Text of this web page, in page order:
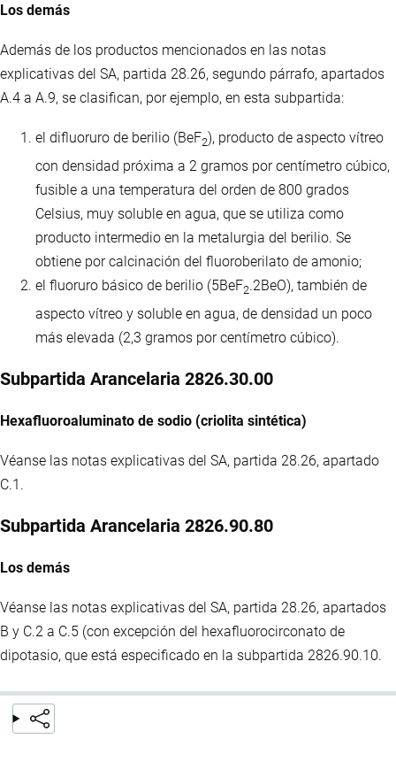
Los demás
Además de los productos mencionados en las notas
explicativas del SA, partida 28.26, segundo párrafo, apartados
A.4 a A.9, se clasifican, por ejemplo, en esta subpartida:
el difluoruro de berilio (BeF2), producto de aspecto vítreo
con densidad próxima a 2 gramos por centímetro cúbico,
fusible a una temperatura del orden de 800 grados
Celsius, muy soluble en agua, que se utiliza como
producto intermedio en la metalurgia del berilio. Se
obtiene por calcinación del fluoroberilato de amonio;
el fluoruro básico de berilio (5BeF2.2BeO), también de
aspecto vítreo y soluble en agua, de densidad un poco
más elevada (2,3 gramos por centímetro cúbico).
Subpartida Arancelaria 2826.30.00
Hexafluoroaluminato de sodio (criolita sintética)
Véanse las notas explicativas del SA, partida 28.26, apartado
C.1.
Subpartida Arancelaria 2826.90.80
Los demás
Véanse las notas explicativas del SA, partida 28.26, apartados
B y C.2 a C.5 (con excepción del hexafluorocirconato de
dipotasio, que está especificado en la subpartida 2826.90.10.